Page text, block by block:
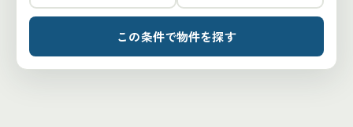
この条件で物件を探す